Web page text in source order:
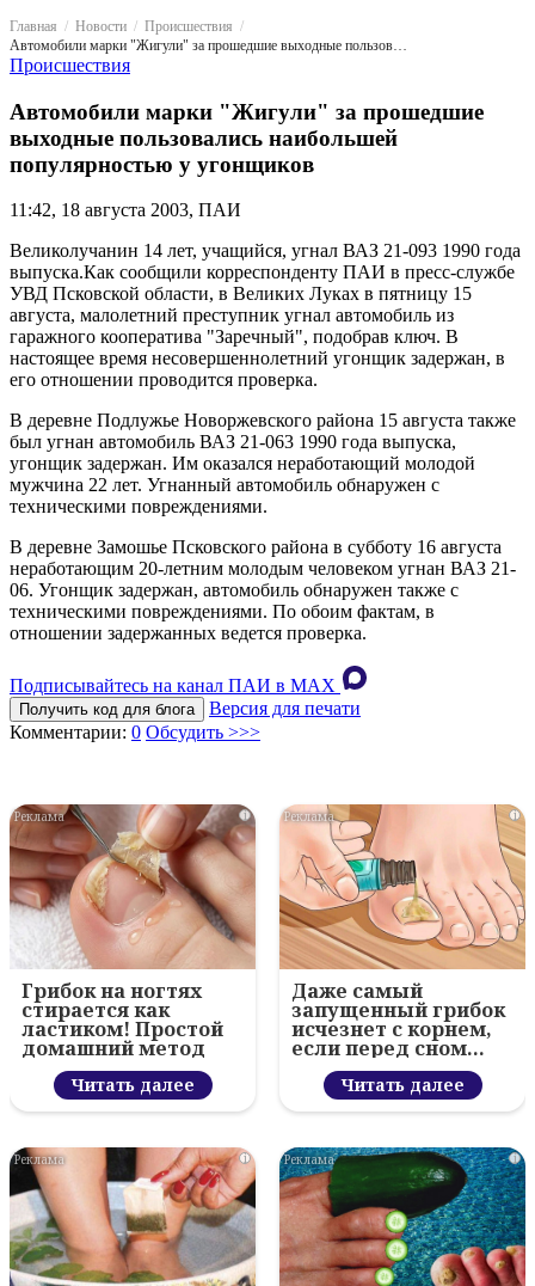
Главная Новости
Происшествия
Автомобили марки "Жигули" за прошедшие выходные пользовались наибольшей популярностью у угонщиков
Происшествия
Автомобили марки "Жигули" за прошедшие
выходные пользовались наибольшей
популярностью у угонщиков
11:42, 18 августа 2003, ПАИ
Великолучанин 14 лет, учащийся, угнал ВАЗ 21-093 1990 года
выпуска.Как сообщили корреспонденту ПАИ в пресс-службе
УВД Псковской области, в Великих Луках в пятницу 15
августа, малолетний преступник угнал автомобиль из
гаражного кооператива "Заречный", подобрав ключ. В
настоящее время несовершеннолетний угонщик задержан, в
его отношении проводится проверка.
В деревне Подлужье Новоржевского района 15 августа также
был угнан автомобиль ВАЗ 21-063 1990 года выпуска,
угонщик задержан. Им оказался неработающий молодой
мужчина 22 лет. Угнанный автомобиль обнаружен с
техническими повреждениями.
В деревне Замошье Псковского района в субботу 16 августа
неработающим 20-летним молодым человеком угнан ВАЗ 21-
06. Угонщик задержан, автомобиль обнаружен также с
техническими повреждениями. По обоим фактам, в
отношении задержанных ведется проверка.
Подписывайтесь на канал ПАИ в MAХ
Получить код для блога
Версия для печати
Комментарии: 0 Обсудить >>>
i
Грибок на ногтях
стирается как
ластиком! Простой
домашний метод
Читать далее
i
Даже самый
запущенный грибок
исчезнет с корнем,
если перед сном…
Читать далее
i i